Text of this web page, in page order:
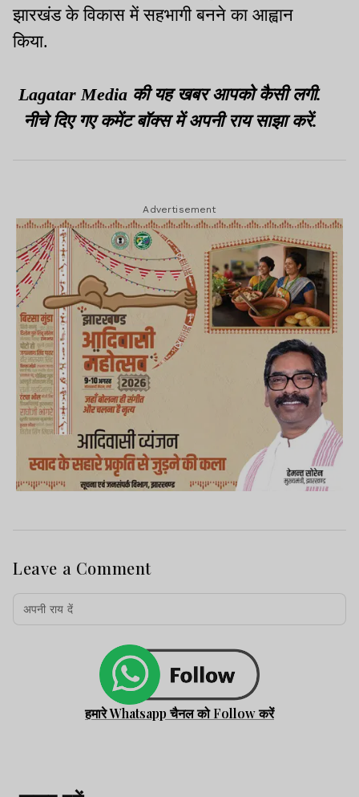
झारखंड के विकास में सहभागी बनने का आह्वान
किया.
Lagatar Media की यह खबर आपको कैसी लगी.
नीचे दिए गए कमेंट बॉक्स में अपनी राय साझा करें.
Advertisement
Leave a Comment
हमारे Whatsapp चैनल को Follow करें